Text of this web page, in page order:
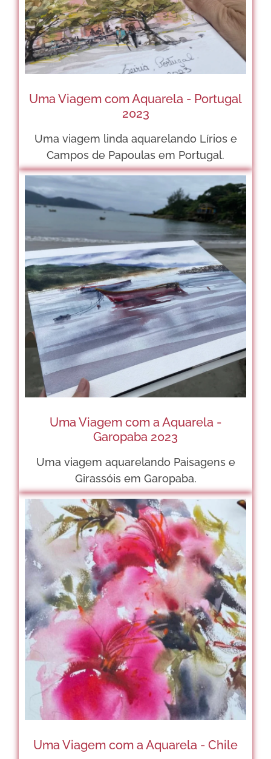
Uma Viagem com Aquarela - Portugal
2023
Uma viagem linda aquarelando Lírios e
Campos de Papoulas em Portugal.
Uma Viagem com a Aquarela -
Garopaba 2023
Uma viagem aquarelando Paisagens e
Girassóis em Garopaba.
Uma Viagem com a Aquarela - Chile